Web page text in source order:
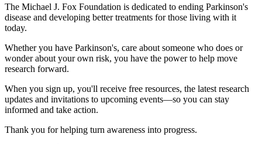
The Michael J. Fox Foundation is dedicated to ending Parkinson's
disease and developing better treatments for those living with it
today.
Whether you have Parkinson's, care about someone who does or
wonder about your own risk, you have the power to help move
research forward.
When you sign up, you'll receive free resources, the latest research
updates and invitations to upcoming events—so you can stay
informed and take action.
Thank you for helping turn awareness into progress.